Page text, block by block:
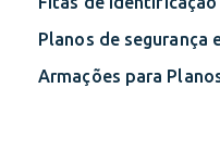
Planos de segurança
Armações para